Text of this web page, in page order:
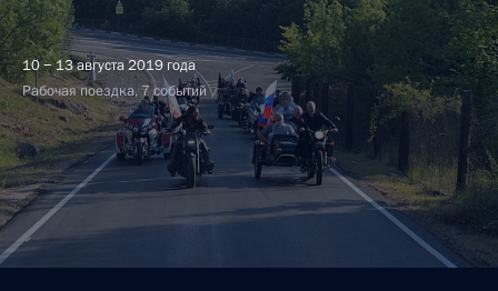
10 − 13 августа 2019 года
Рабочая поездка, 7 событий